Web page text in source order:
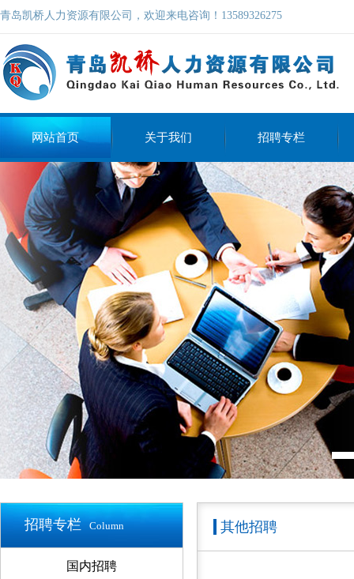
青岛凯桥人力资源有限公司，欢迎来电咨询！13589326275
网站首页 关于我们 招聘专栏
招聘专栏 Column
国内招聘
其他招聘